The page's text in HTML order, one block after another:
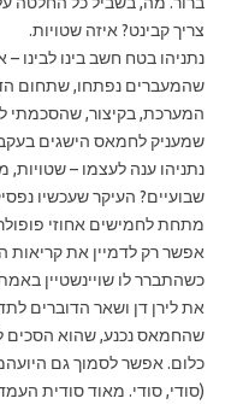
צריך קבינט? איזה שטויות.
נתניהו בטח חשב בינו לבינו
שהמעברים נפתחו, שתחום
המערכת, בקיצור, שהסכמתי
שמעניק לחמאס הישגים
נתניהו ענה לעצמו –
שבועיים? העיקר שעכשיו
מתחת לחמישים אחוזי
אפשר רק לדמיין את
כשהתברר לו שויינשטיין
את לירן דן ושאר הדוברים
שהחמאס נכנע, שהוא הסכים
כלום. אפשר לסמוך גם
(סודי, סודי. מאוד סודית